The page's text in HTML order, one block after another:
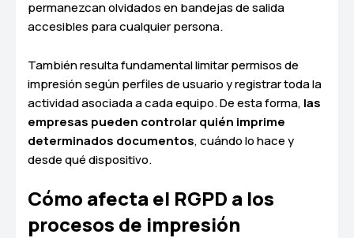
permanezcan olvidados en bandejas de salida
accesibles para cualquier persona.
También resulta fundamental limitar permisos de
impresión según perfiles de usuario y registrar toda la
actividad asociada a cada equipo. De esta forma, las
empresas pueden controlar quién imprime
determinados documentos, cuándo lo hace y
desde qué dispositivo.
Cómo afecta el RGPD a los
procesos de impresión